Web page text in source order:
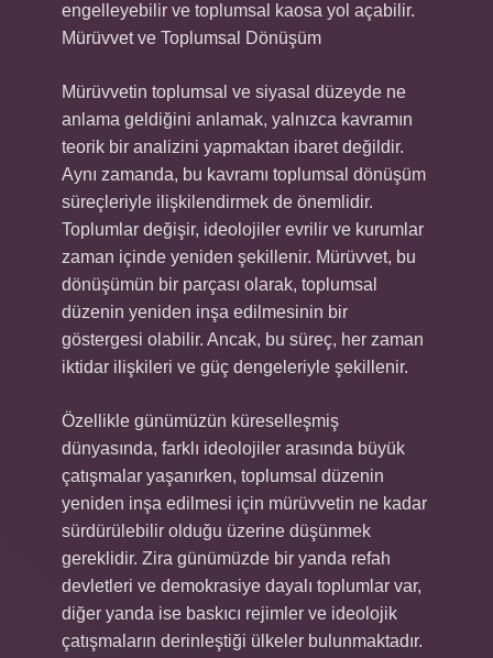
engelleyebilir ve toplumsal kaosa yol açabilir.
Mürüvvet ve Toplumsal Dönüşüm
Mürüvvetin toplumsal ve siyasal düzeyde ne
anlama geldiğini anlamak, yalnızca kavramın
teorik bir analizini yapmaktan ibaret değildir.
Aynı zamanda, bu kavramı toplumsal dönüşüm
süreçleriyle ilişkilendirmek de önemlidir.
Toplumlar değişir, ideolojiler evrilir ve kurumlar
zaman içinde yeniden şekillenir. Mürüvvet, bu
dönüşümün bir parçası olarak, toplumsal
düzenin yeniden inşa edilmesinin bir
göstergesi olabilir. Ancak, bu süreç, her zaman
iktidar ilişkileri ve güç dengeleriyle şekillenir.
Özellikle günümüzün küreselleşmiş
dünyasında, farklı ideolojiler arasında büyük
çatışmalar yaşanırken, toplumsal düzenin
yeniden inşa edilmesi için mürüvvetin ne kadar
sürdürülebilir olduğu üzerine düşünmek
gereklidir. Zira günümüzde bir yanda refah
devletleri ve demokrasiye dayalı toplumlar var,
diğer yanda ise baskıcı rejimler ve ideolojik
çatışmaların derinleştiği ülkeler bulunmaktadır.